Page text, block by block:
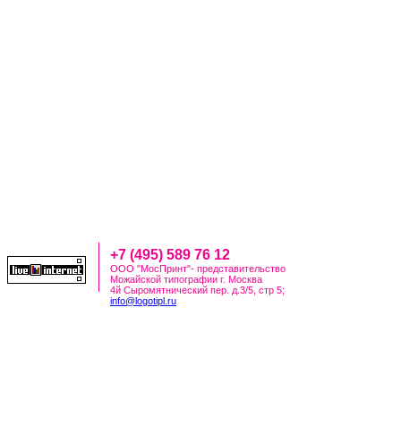
+7 (495) 589 76 12
ООО "МосПринт"- представительство
Можайской типографии г. Москва
4й Сыромятнический пер. д.3/5, стр 5;
info@logotipl.ru